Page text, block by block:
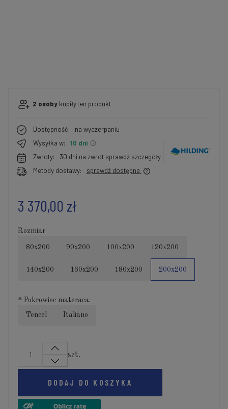
2 osoby kupiłyten produkt
Dostępność:
na wyczerpaniu
Wysyłka w:
10 dni
Zwroty:
30 dni na zwrot sprawdź szczegóły
Metody dostawy:
sprawdź dostępne
3 370,00 zł
Rozmiar
80x200 90x200 100x200 120x200
140x200 160x200 180x200 200x200
* Pokrowiec materaca:
Tencel Italiano
szt.
DODAJ DO KOSZYKA